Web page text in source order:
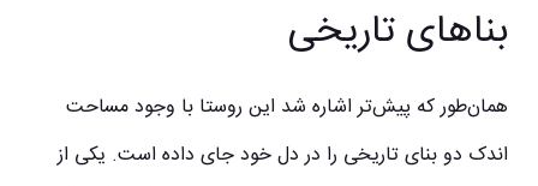
بناهای تاریخی
همان‌طور که پیش‌تر اشاره شد این روستا با وجود مساحت
اندک دو بنای تاریخی را در دل خود جای داده است. یکی از